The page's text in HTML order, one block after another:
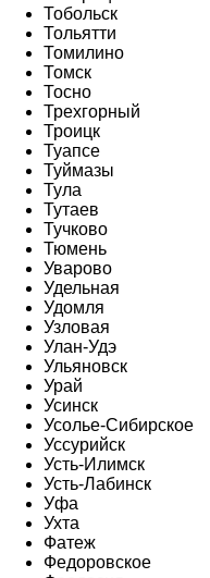
Тобольск
Тольятти
Томилино
Томск
Тосно
Трехгорный
Троицк
Туапсе
Туймазы
Тула
Тутаев
Тучково
Тюмень
Уварово
Удельная
Удомля
Узловая
Улан-Удэ
Ульяновск
Урай
Усинск
Усолье-Сибирское
Уссурийск
Усть-Илимск
Усть-Лабинск
Уфа
Ухта
Фатеж
Федоровское